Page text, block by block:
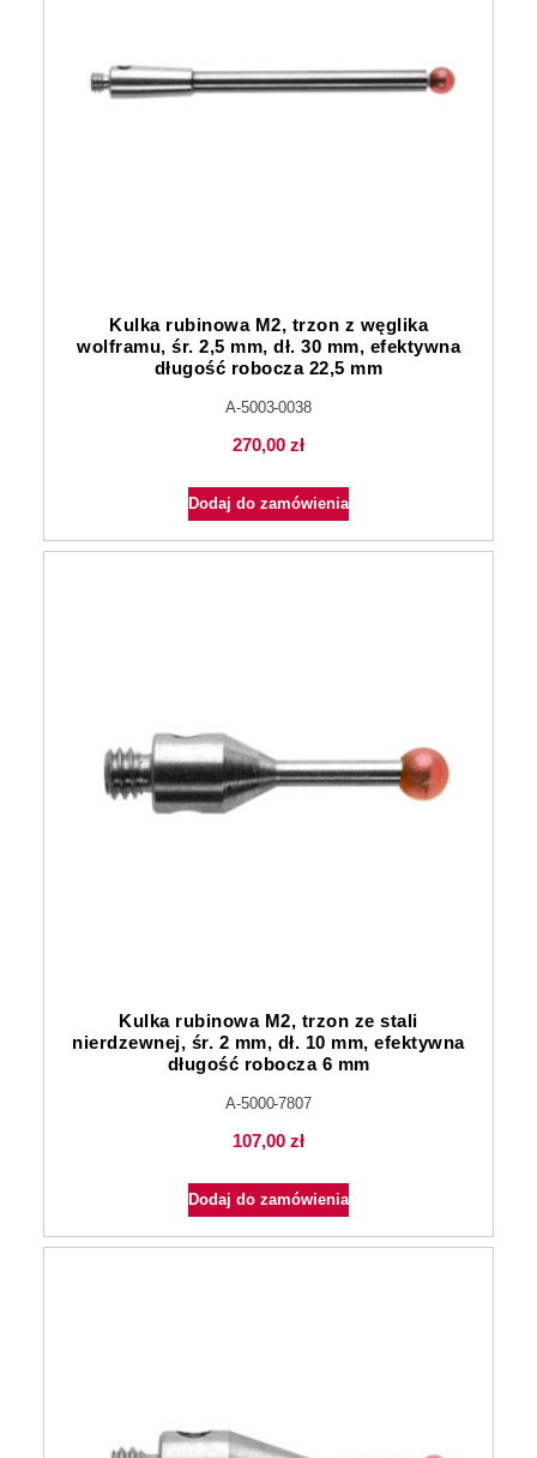
Kulka rubinowa M2, trzon z węglika
wolframu, śr. 2,5 mm, dł. 30 mm, efektywna
długość robocza 22,5 mm
A-5003-0038
270,00 zł
Dodaj do zamówienia
Kulka rubinowa M2, trzon ze stali
nierdzewnej, śr. 2 mm, dł. 10 mm, efektywna
długość robocza 6 mm
A-5000-7807
107,00 zł
Dodaj do zamówienia